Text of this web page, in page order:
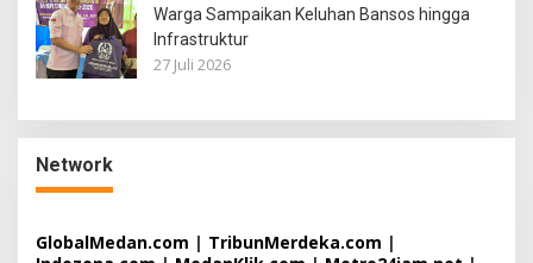
Warga Sampaikan Keluhan Bansos hingga
Infrastruktur
27 Juli 2026
Network
GlobalMedan.com | TribunMerdeka.com |